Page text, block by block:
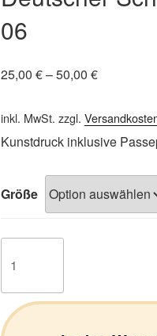
06
25,00 €–50,00 €
inkl. MwSt. zzgl.
Kunstdruck inklusive
Größe
Schäferhund
Menge